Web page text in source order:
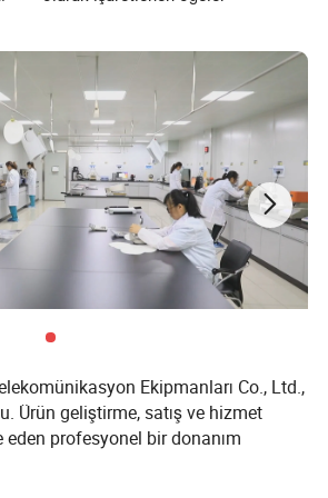
Ekipmanları Co., Ltd.,
Ürün geliştirme, satış ve hizmet
profesyonel bir donanım
yuan yatırımıyla birlikte.